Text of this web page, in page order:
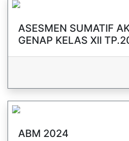
ASESMEN SUMATIF
GENAP KELAS XII
ABM 2024